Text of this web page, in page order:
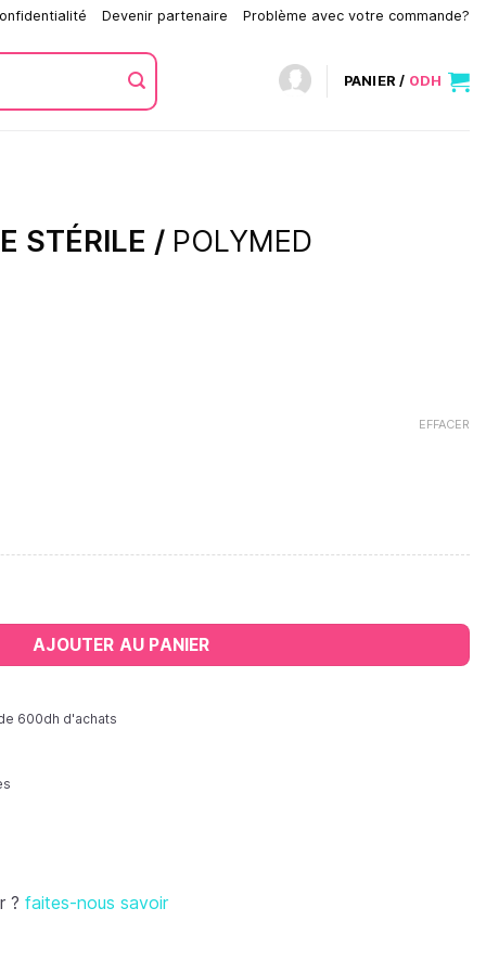
Devenir partenaire Problème avec votre commande?
PANIER / 0DH
STÉRILE / POLYMED
EFFACER
AJOUTER AU PANIER
600dh d'achats
? faites-nous savoir